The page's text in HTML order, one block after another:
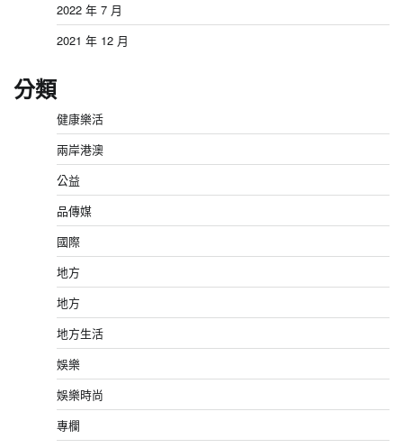
2022 年 7 月
2021 年 12 月
分類
健康樂活
兩岸港澳
公益
品傳媒
國際
地方
地方
地方生活
娛樂
娛樂時尚
專欄